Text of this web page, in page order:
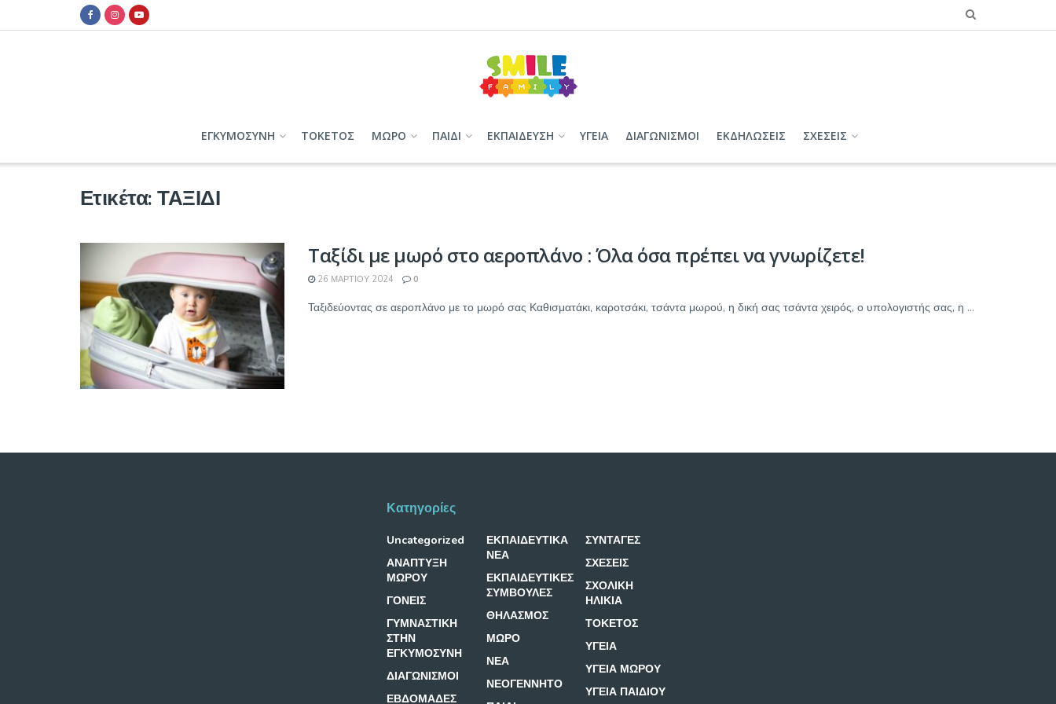
ΕΓΚΥΜΟΣΥΝΗ ΤΟΚΕΤΟΣ ΜΩΡΟ ΠΑΙΔΙ ΕΚΠΑΙΔΕΥΣΗ ΥΓΕΙΑ ΔΙΑΓΩΝΙΣΜΟΙ ΕΚΔΗΛΩΣΕΙΣ ΣΧΕΣΕΙΣ
Ετικέτα:ΤΑΞΙΔΙ
Ταξίδι με μωρό στο αεροπλάνο : Όλα όσα πρέπει να γνωρίζετε!
26 ΜΑΡΤΊΟΥ 2024 0
Ταξιδεύοντας σε αεροπλάνο με το μωρό σας Καθισματάκι, καροτσάκι, τσάντα μωρού, η δική σας τσάντα χειρός, ο υπολογιστής σας, η ...
Κατηγορίες
Uncategorized
ΑΝΑΠΤΥΞΗ
ΜΩΡΟΥ
ΓΟΝΕΙΣ
ΓΥΜΝΑΣΤΙΚΗ
ΣΤΗΝ
ΕΓΚΥΜΟΣΥΝΗ
ΔΙΑΓΩΝΙΣΜΟΙ
ΕΒΔΟΜΑΔΕΣ
ΕΚΠΑΙΔΕΥΤΙΚΑ
ΝΕΑ
ΕΚΠΑΙΔΕΥΤΙΚΕΣ
ΣΥΜΒΟΥΛΕΣ
ΘΗΛΑΣΜΟΣ
ΜΩΡΟ
ΝΕΑ
ΝΕΟΓΕΝΝΗΤΟ
ΣΥΝΤΑΓΕΣ
ΣΧΕΣΕΙΣ
ΣΧΟΛΙΚΗ
ΗΛΙΚΙΑ
ΤΟΚΕΤΟΣ
ΥΓΕΙΑ
ΥΓΕΙΑ ΜΩΡΟΥ
ΥΓΕΙΑ ΠΑΙΔΙΟΥ